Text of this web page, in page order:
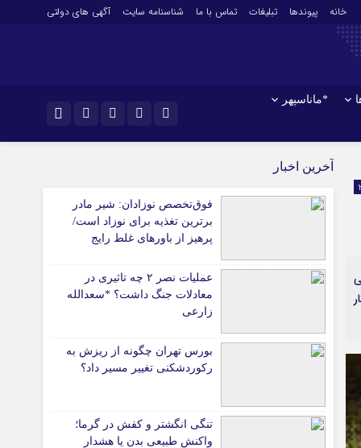
خانه پیوندها تبلیغات تماس با ما شناسنامه سایت آگهی های دولتی
*ماناسپهر
سروش
ایتا
نام کاربری یا نشانی ایمیل
مرا به خاطر بسپار
اطلاعات
باشگاه پرسپولیس
باشگاه استقلال
ورزشهای رزمی
ورزش زنان
سایر حوزه ها
دانشگاه
آموزش و پرورش
آخرین اخبار
فوق‌تخصص نوزادان: شیر مادر
برترین تغذیه برای نوزاد است/
پرهیز از باورهای غلط رایج
عملیات نصر ۲ چه تاثیری در
معادلات جنگ داشت؟ *سعدالله
زارعی
بورس تهران چگونه از ریزش به
رکوردشکنی تغییر مسیر داد؟
تنگی انگشتر و کفش در گرما؛
واکنش طبیعی بدن یا هشدار